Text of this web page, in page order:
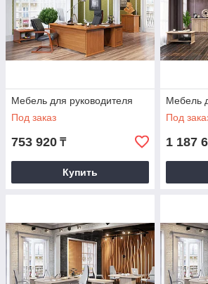
- внешняя массивность, цельность и
настроение;
- накладные декоративные панели
классическом стиле, которые
Мебель для руководителя
Под заказ
753 920 ₸
Купить
Мебель
Под
1 187